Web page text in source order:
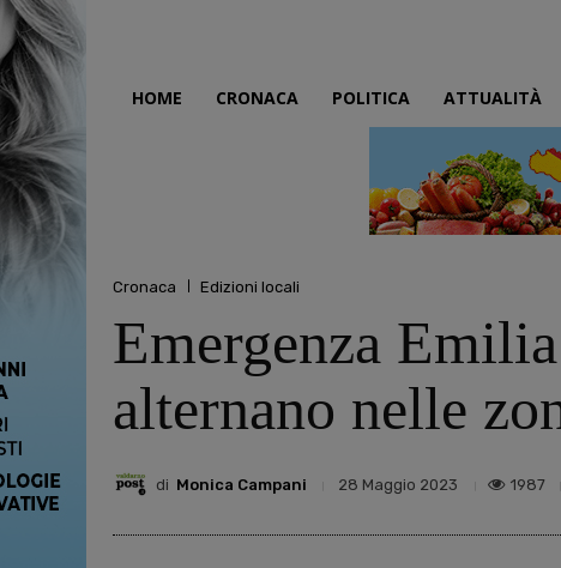
HOME CRONACA POLITICA ATTUALITÀ
Cronaca Edizioni locali
Emergenza
alternano nelle
di Monica Campani 28 Maggio 2023 1987